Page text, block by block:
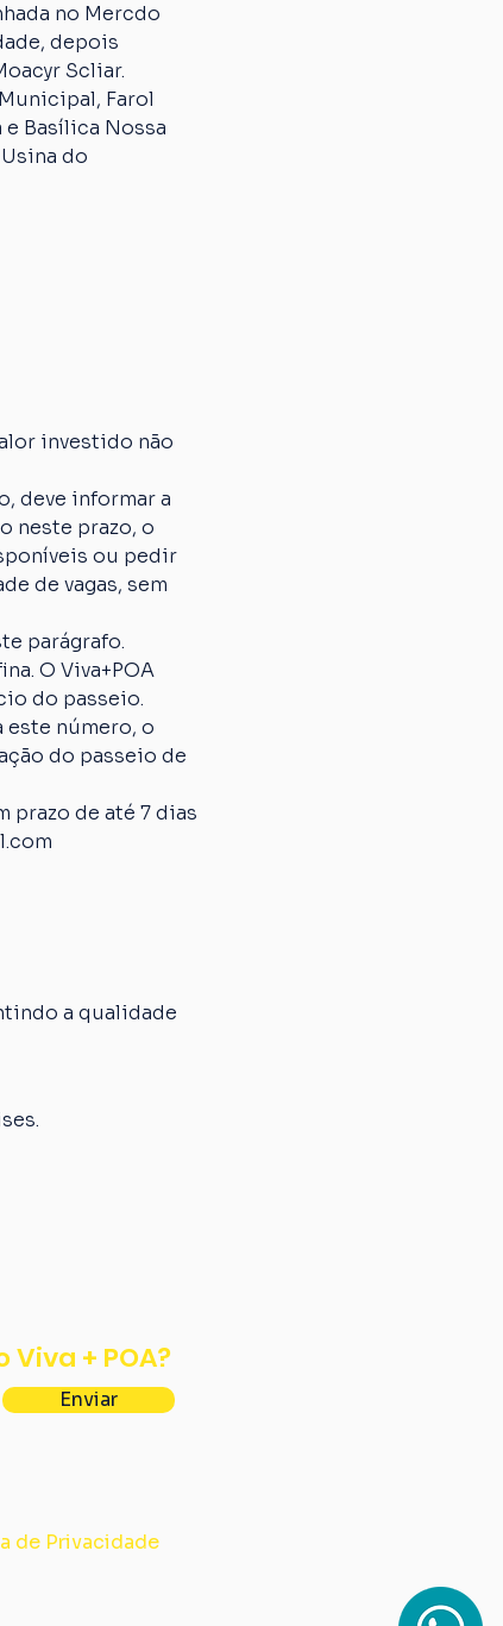
no Mercdo
depois
Scliar.
Farol
Basílica Nossa
do
investido não
deve informar a
neste prazo, o
ou pedir
de vagas, sem
parágrafo.
O Viva+POA
do passeio.
este número, o
do passeio de
prazo de até 7 dias
a qualidade
+ POA?
Enviar
de Privacidade